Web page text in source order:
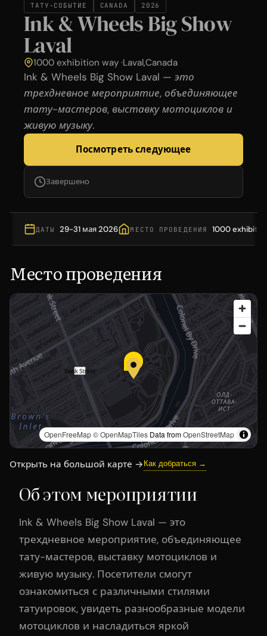
ТАТУ-СОБЫТИЕ CANADA 2026
Ink & Wheels Big Show
Laval
1000 exhibition way ·Laval,Canada
Ink & Wheels Big Show Laval — это
трехдневное мероприятие, объединяющее
тату-мастеров, выставку мотоциклов и
живую музыку.
Посмотреть следующее
Завершено
ДАТЫ 29-31 мая 2026 МЕСТО ПРОВЕДЕНИЯ 1000
Место проведения
OpenFreeMap© OpenMapTiles Data fromOpenStreetMap
Открыть на большой карте → Как добраться →
Об этом мероприятии
Ink & Wheels Big Show Laval — это
трехдневное мероприятие, объединяющее
тату-мастеров, выставку мотоциклов и
живую музыку. Посетители смогут
ознакомиться с различными стилями
татуировок, увидеть разнообразные модели
мотоциклов и насладиться яркой